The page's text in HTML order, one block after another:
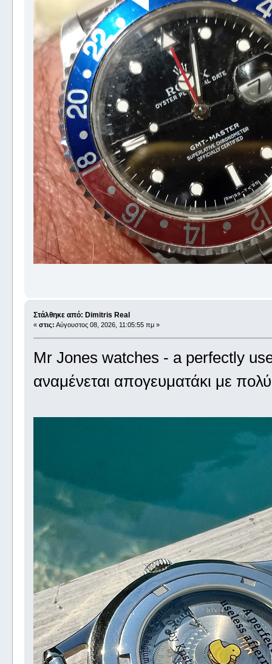
Στάλθηκε από: Dimitris Real
« στις: Αύγουστος 08, 2026, 11:05:55 πμ »
Mr Jones watches - a perfectly
αναμένεται απογευματάκι με